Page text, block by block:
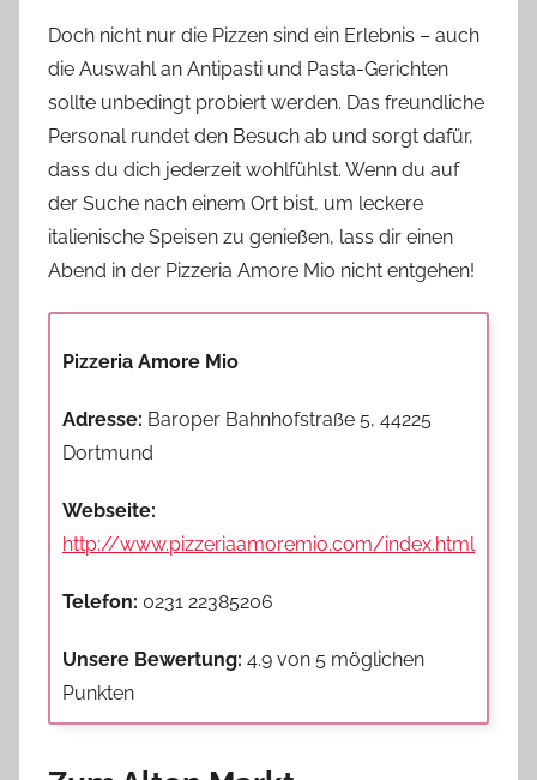
Doch nicht nur die Pizzen sind ein Erlebnis – auch
die Auswahl an Antipasti und Pasta-Gerichten
sollte unbedingt probiert werden. Das freundliche
Personal rundet den Besuch ab und sorgt dafür,
dass du dich jederzeit wohlfühlst. Wenn du auf
der Suche nach einem Ort bist, um leckere
italienische Speisen zu genießen, lass dir einen
Abend in der Pizzeria Amore Mio nicht entgehen!
Pizzeria Amore Mio
Adresse: Baroper Bahnhofstraße 5, 44225
Dortmund
Webseite:
http://www.pizzeriaamoremio.com/index.html
Telefon: 0231 22385206
Unsere Bewertung: 4.9 von 5 möglichen
Punkten